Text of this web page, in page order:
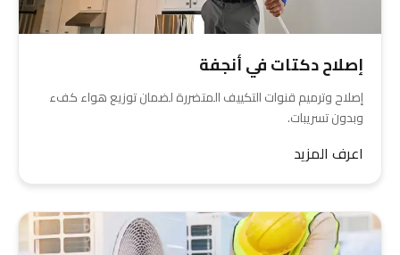
إصلاح دكتات في أنجفة
إصلاح وترميم قنوات التكييف المتضررة لضمان توزيع هواء كفء
وبدون تسريبات.
اعرف المزيد